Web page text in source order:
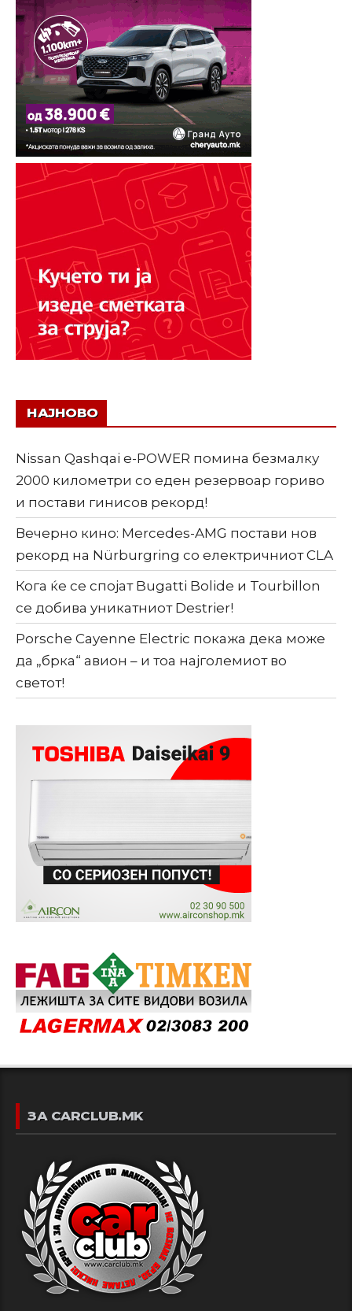
НАЈНОВО
Nissan Qashqai e-POWER помина безмалку
2000 километри со еден резервоар гориво
и постави гинисов рекорд!
Вечерно кино: Mercedes-AMG постави нов
рекорд на Nürburgring со електричниот CLA
Кога ќе се спојат Bugatti Bolide и Tourbillon
се добива уникатниот Destrier!
Porsche Cayenne Electric покажа дека може
да „брка“ авион – и тоа најголемиот во
светот!
ЗА CARCLUB.MK